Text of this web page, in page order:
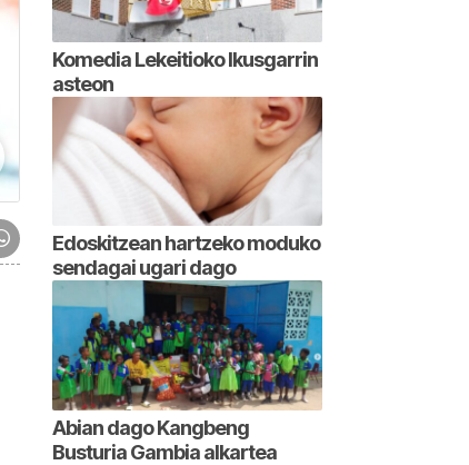
Komedia Lekeitioko Ikusgarrin
asteon
Edoskitzean hartzeko moduko
sendagai ugari dago
Abian dago Kangbeng
Busturia Gambia alkartea